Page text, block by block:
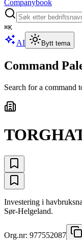
Companybook
⌘K
AI Bytt tema
Command
Search for a command
Investering i
Sør-Helgeland.
Org.nr: 977552087